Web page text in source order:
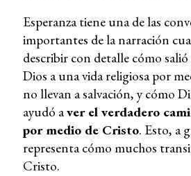
Esperanza tiene una de las
importantes de la narración
describir con detalle cómo
Dios a una vida religiosa por
no llevan a salvación, y cómo
ayudó aver el verdadero
por medio de Cristo. Esto, a
representa cómo muchos
Cristo.